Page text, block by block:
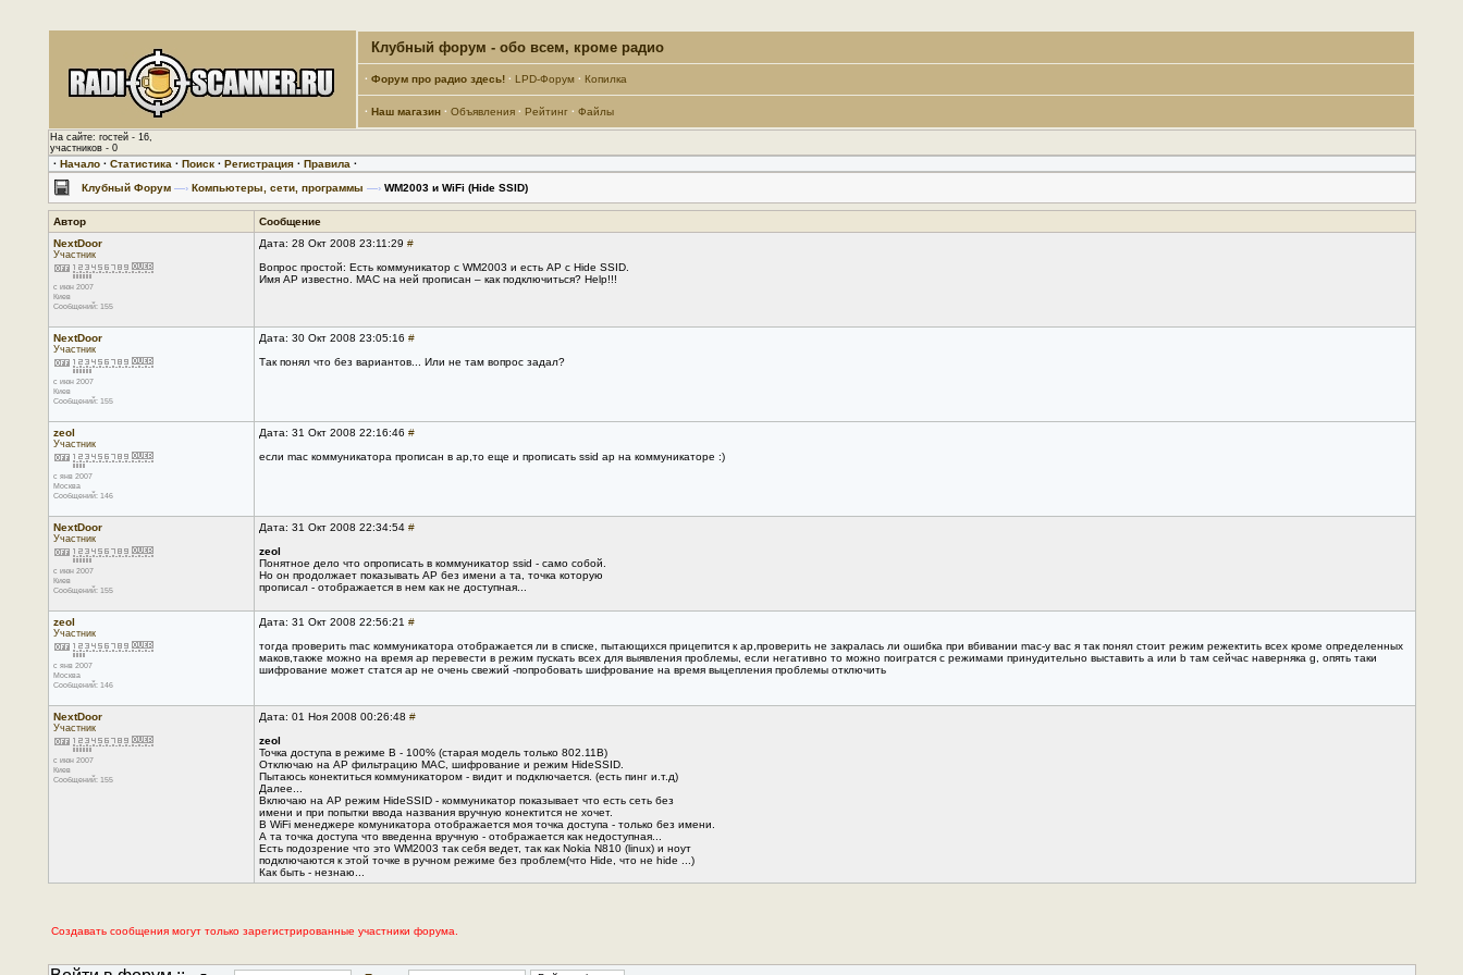
Клубный форум - обо всем, кроме радио
· Форум про радио здесь! · LPD-Форум · Копилка
· Наш магазин · Объявления · Рейтинг · Файлы
На сайте: гостей - 16,
участников - 0
· Начало· Статистика · Поиск· Регистрация· Правила ·
Клубный Форум —› Компьютеры, сети, программы —›WM2003 и WiFi (Hide SSID)
Автор
Сообщение
NextDoor
Участник
с июн 2007
Киев
Сообщений: 155
Дата: 28 Окт 2008 23:11:29 #
Вопрос простой: Есть коммуникатор с WM2003 и есть AP с Hide SSID.
Имя AP известно. MAC на ней прописан – как подключиться? Help!!!
NextDoor
Участник
с июн 2007
Киев
Сообщений: 155
Дата: 30 Окт 2008 23:05:16 #
Так понял что без вариантов... Или не там вопрос задал?
zeol
Участник
с янв 2007
Москва
Сообщений: 146
Дата: 31 Окт 2008 22:16:46 #
если mac коммуникатора прописан в ap,то еще и прописать ssid ap на коммуникаторе :)
NextDoor
Участник
с июн 2007
Киев
Сообщений: 155
Дата: 31 Окт 2008 22:34:54 #
zeol
Понятное дело что опрописать в коммуникатор ssid - само собой.
Но он продолжает показывать АР без имени а та, точка которую
прописал - отображается в нем как не доступная...
zeol
Участник
с янв 2007
Москва
Сообщений: 146
Дата: 31 Окт 2008 22:56:21 #
тогда проверить mac коммуникатора отображается ли в списке, пытающихся прицепится к ap,проверить не закралась ли ошибка при вбивании mac-у вас я так понял стоит режим режектить всех кроме определенных
маков,также можно на время ap перевести в режим пускать всех для выявления проблемы, если негативно то можно поигратся с режимами принудительно выставить a или b там сейчас наверняка g, опять таки
шифрование может статся ap не очень свежий -попробовать шифрование на время выцепления проблемы отключить
NextDoor
Участник
с июн 2007
Киев
Сообщений: 155
Дата: 01 Ноя 2008 00:26:48 #
zeol
Точка доступа в режиме В - 100% (старая модель только 802.11B)
Отключаю на АР фильтрацию МАС, шифрование и режим HideSSID.
Пытаюсь конектиться коммуникатором - видит и подключается. (есть пинг и.т.д)
Далее...
Включаю на АР режим HideSSID - коммуникатор показывает что есть сеть без
имени и при попытки ввода названия вручную конектится не хочет.
В WiFi менеджере комуникатора отображается моя точка доступа - только без имени.
А та точка доступа что введенна вручную - отображается как недоступная...
Есть подозрение что это WM2003 так себя ведет, так как Nokia N810 (linux) и ноут
подключаются к этой точке в ручном режиме без проблем(что Hide, что не hide ...)
Как быть - незнаю...
Создавать сообщения могут только зарегистрированные участники форума.